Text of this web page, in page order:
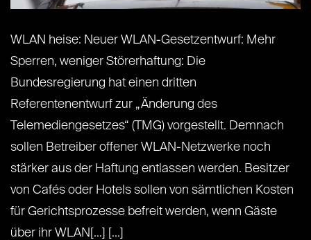
WLAN heise: Neuer WLAN-Gesetzentwurf: Mehr
Sperren, weniger Störerhaftung: Die
Bundesregierung hat einen dritten
Referentenentwurf zur „Änderung des
Telemediengesetzes“ (TMG) vorgestellt. Demnach
sollen Betreiber offener WLAN-Netzwerke noch
stärker aus der Haftung entlassen werden. Besitzer
von Cafés oder Hotels sollen von sämtlichen Kosten
für Gerichtsprozesse befreit werden, wenn Gäste
über ihr WLAN[...] [...]